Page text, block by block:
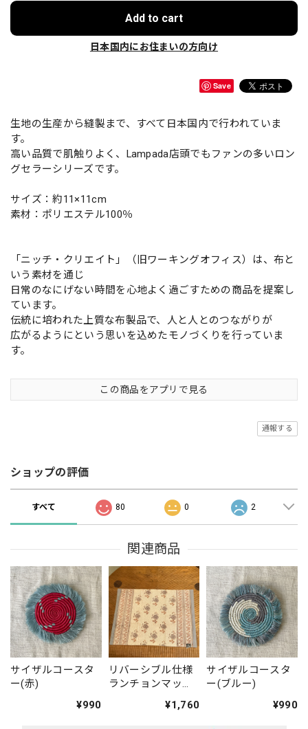
Add to cart
日本国内にお住まいの方向け
Save
生地の生産から縫製まで、すべて日本国内で行われていま
す。
高い品質で肌触りよく、Lampada店頭でもファンの多いロン
グセラーシリーズです。
サイズ：約11×11cm
素材：ポリエステル100％
「ニッチ・クリエイト」（旧ワーキングオフィス）は、布と
いう素材を通じ
日常のなにげない時間を心地よく過ごすための商品を提案し
ています。
伝統に培われた上質な布製品で、人と人とのつながりが
広がるようにという思いを込めたモノづくりを行っていま
す。
この商品をアプリで見る
通報する
ショップの評価
すべて 80 0 2
関連商品
サイザルコースタ
ー(赤)
¥990
リバーシブル仕様
ランチョンマッ
¥1,760
サイザルコースタ
ー(ブルー)
¥990